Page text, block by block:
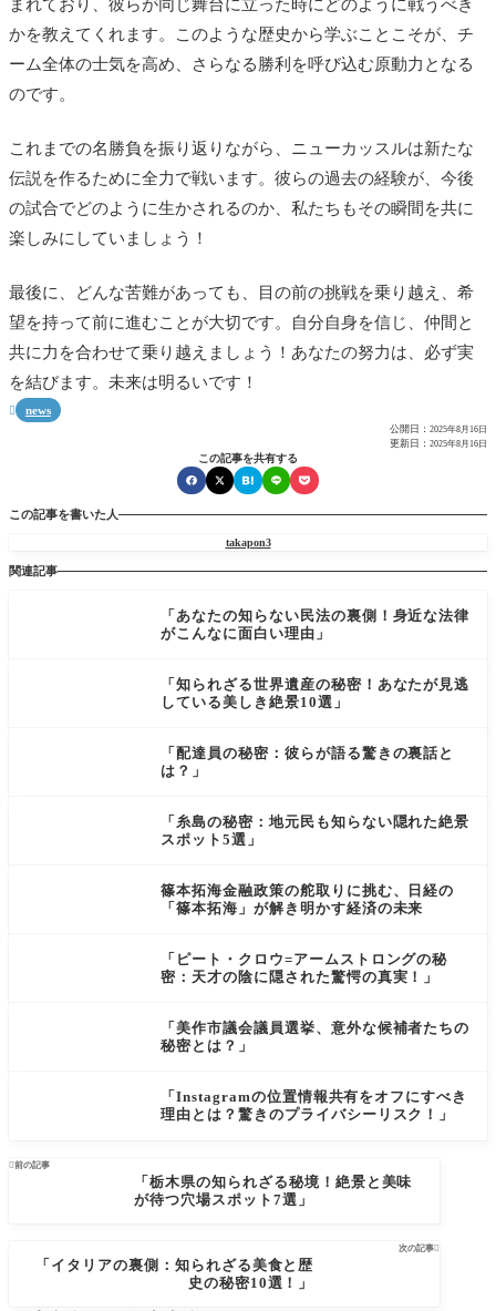
まれており、彼らが同じ舞台に立った時にどのように戦うべき
かを教えてくれます。このような歴史から学ぶことこそが、チ
ーム全体の士気を高め、さらなる勝利を呼び込む原動力となる
のです。
これまでの名勝負を振り返りながら、ニューカッスルは新たな
伝説を作るために全力で戦います。彼らの過去の経験が、今後
の試合でどのように生かされるのか、私たちもその瞬間を共に
楽しみにしていましょう！
最後に、どんな苦難があっても、目の前の挑戦を乗り越え、希
望を持って前に進むことが大切です。自分自身を信じ、仲間と
共に力を合わせて乗り越えましょう！あなたの努力は、必ず実
を結びます。未来は明るいです！
 news
公開日： 2025年8月16日
更新日： 2025年8月16日
この記事を共有する
この記事を書いた人
takapon3
関連記事
「あなたの知らない民法の裏側！身近な法律
がこんなに面白い理由」
「知られざる世界遺産の秘密！あなたが見逃
している美しき絶景10選」
「配達員の秘密：彼らが語る驚きの裏話と
は？」
「糸島の秘密：地元民も知らない隠れた絶景
スポット5選」
篠本拓海金融政策の舵取りに挑む、日経の
「篠本拓海」が解き明かす経済の未来
「ピート・クロウ=アームストロングの秘
密：天才の陰に隠された驚愕の真実！」
「美作市議会議員選挙、意外な候補者たちの
秘密とは？」
「Instagramの位置情報共有をオフにすべき
理由とは？驚きのプライバシーリスク！」
前の記事
「栃木県の知られざる秘境！絶景と美味
が待つ穴場スポット7選」
次の記事
「イタリアの裏側：知られざる美食と歴
史の秘密10選！」